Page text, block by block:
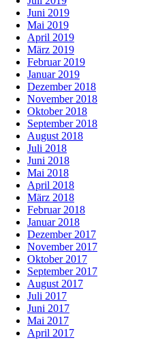
Juni 2019
Mai 2019
April 2019
März 2019
Februar 2019
Januar 2019
Dezember 2018
November 2018
Oktober 2018
September 2018
August 2018
Juli 2018
Juni 2018
Mai 2018
April 2018
März 2018
Februar 2018
Januar 2018
Dezember 2017
November 2017
Oktober 2017
September 2017
August 2017
Juli 2017
Juni 2017
Mai 2017
April 2017